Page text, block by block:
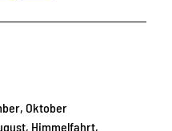
Oktober
Himmelfahrt,